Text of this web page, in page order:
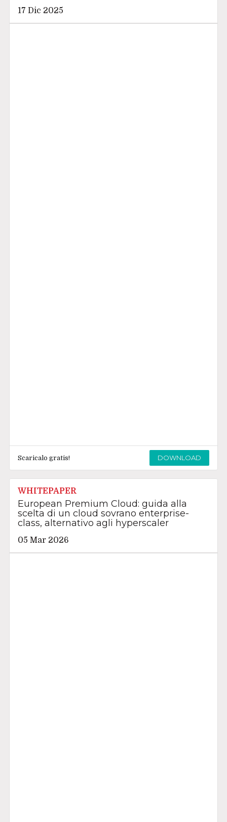
17 Dic 2025
Scaricalo gratis! DOWNLOAD
WHITEPAPER
European Premium Cloud: guida alla
scelta di un cloud sovrano enterprise-
class, alternativo agli hyperscaler
05 Mar 2026